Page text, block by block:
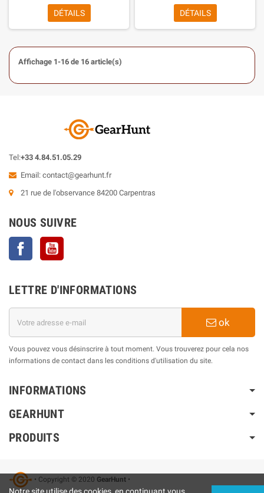
DÉTAILS DÉTAILS
Affichage 1-16 de 16 article(s)
Tel:+33 4.84.51.05.29
Email: contact@gearhunt.fr
21 rue de l'observance 84200 Carpentras
NOUS SUIVRE
Facebook
LETTRE D'INFORMATIONS
ok
Vous pouvez vous désinscrire à tout moment. Vous trouverez pour cela nos
informations de contact dans les conditions d'utilisation du site.
INFORMATIONS
GEARHUNT
PRODUITS
• Copyright © 2020 GearHunt •